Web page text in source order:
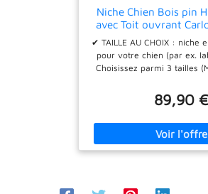
Niche Chien Bois pin
avec Toit ouvrant
l'extérieur 3 Tailles au
✔ TAILLE AU CHOIX : niche
pour votre chien (par ex.
Choisissez parmi 3 tailles
DURABLE - La maison pour
a été construite en bois
sur 4 pieds en bois stables
en plastique
89,90